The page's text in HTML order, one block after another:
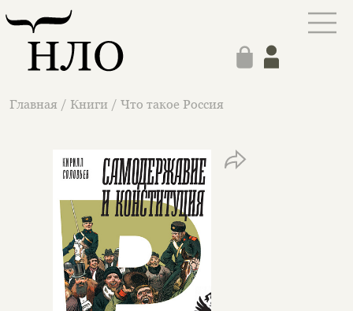
Главная / Книги / Что такое Россия